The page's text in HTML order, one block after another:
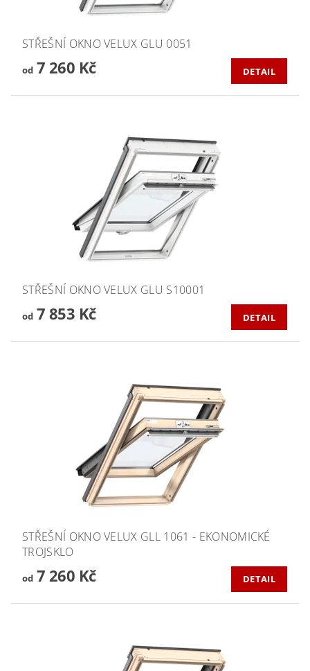
STŘEŠNÍ OKNO VELUX GLU 0051
od7 260 Kč DETAIL
STŘEŠNÍ OKNO VELUX GLU S10001
od7 853 Kč DETAIL
STŘEŠNÍ OKNO VELUX GLL 1061 - EKONOMICKÉ
TROJSKLO
od7 260 Kč DETAIL